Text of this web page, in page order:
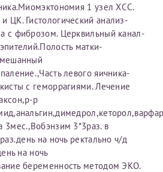
1 узел ХСС.
ЦК. Гистологический анализ-
с фиброзом. Церквильный канал-
матки-
левого яичника-
с геморрагиями. Лечение
р
3мес.,Вобэнзим 3*3раз. в
на ночь ректально ч/д
на ночь
беременность методом ЭКО.
отзыв
Соглашения на обработку
на прием
органы Российской
Федерации, выписать ее на имя: